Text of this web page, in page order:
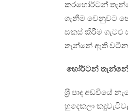
කරහෝර්ටන්
ගැනීම වෙනුවට
සකස් කිරීම ගැටළු
තැන්නේ ඇති
හෝර්ටන් තැන්නේ
ශ‍්‍රී පාද අඩවියේ
හුදෙකලා